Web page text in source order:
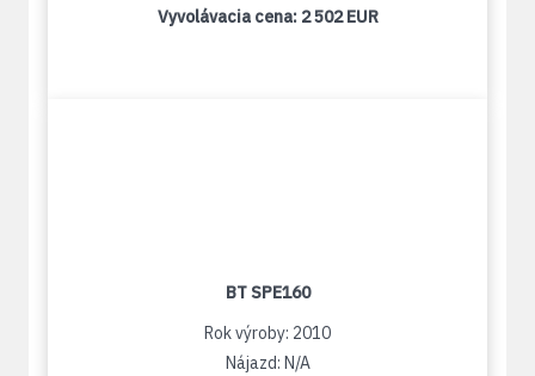
Vyvolávacia cena: 2 502 EUR
BT SPE160
Rok výroby: 2010
Nájazd: N/A